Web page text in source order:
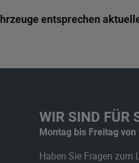
entsprechen
WIR SIND FÜR
Montag bis Freitag
Haben Sie Fragen zum